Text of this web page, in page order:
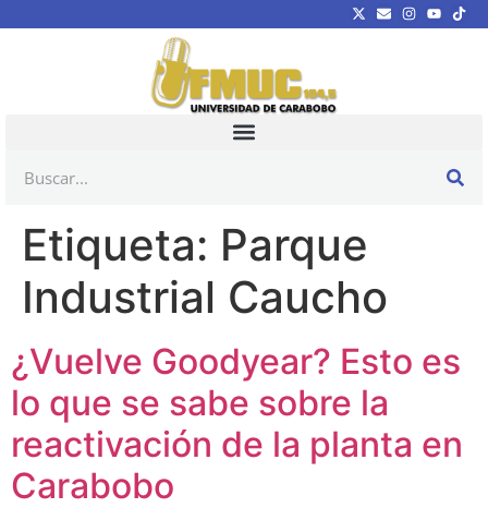
Etiqueta: Parque
Industrial Caucho
¿Vuelve Goodyear? Esto es
lo que se sabe sobre la
reactivación de la planta en
Carabobo